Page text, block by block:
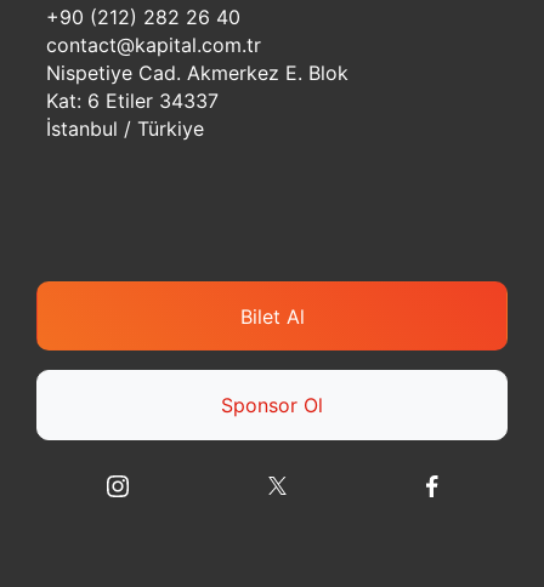
+90 (212) 282 26 40
contact@kapital.com.tr
Nispetiye Cad. Akmerkez E. Blok
Kat: 6 Etiler 34337
İstanbul / Türkiye
Bilet Al
Sponsor Ol